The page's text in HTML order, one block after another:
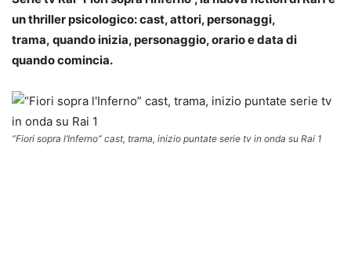
un thriller psicologico: cast, attori, personaggi,
trama, quando inizia, personaggio, orario e data di
quando comincia.
“Fiori sopra l’Inferno” cast, trama, inizio puntate serie tv in onda su Rai 1